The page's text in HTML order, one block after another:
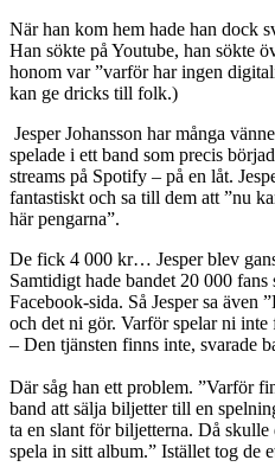
När han kom hem hade han dock
Han sökte på Youtube, han sökte
honom var ”varför har ingen
kan ge dricks till folk.)
Jesper Johansson har många
spelade i ett band som precis
streams på Spotify – på en låt.
fantastiskt och sa till dem att ”nu
här pengarna”.
De fick 4 000 kr… Jesper blev
Samtidigt hade bandet 20 000
Facebook-sida. Så Jesper sa även
och det ni gör. Varför spelar ni
– Den tjänsten finns inte, svarade
Där såg han ett problem. ”Varför
band att sälja biljetter till en
ta en slant för biljetterna. Då
spela in sitt album.” Istället tog de